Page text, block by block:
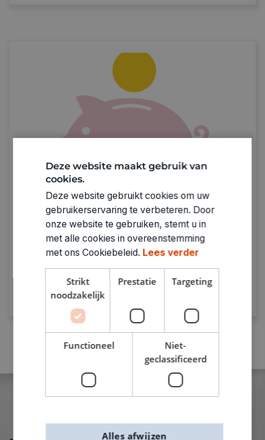
Sparen met De Banier
Spaar bij punten bij elke aankoop.Genoeg
punten = prijzen verzilveren!
Ontdek meer
Deze website maakt gebruik van
cookies.
Deze website gebruikt cookies om uw
gebruikerservaring te verbeteren. Door
onze website te gebruiken, stemt u in
met alle cookies in overeenstemming
met ons Cookiebeleid. Lees verder
Strikt
noodzakelijk
Prestatie Targeting
Functioneel
Niet-
geclassificeerd
Alles afwijzen